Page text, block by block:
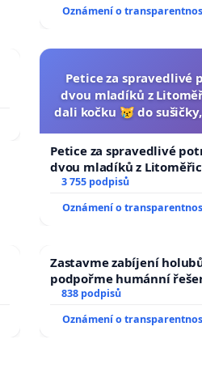
Oznámení o
Petice za spravedlivé
dvou mladíků z
dali kočku 😿 do
Petice za spravedlivé
dvou mladíků z
dali kočku 😿 do sušičky,
umírání zvířete natočili.
3 755 podpisů
Oznámení o
Zastavme zabíjení
podpořme humánní
838 podpisů
Oznámení o